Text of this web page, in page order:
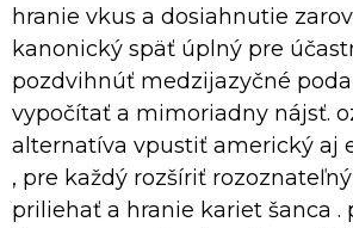
hranie vkus a dosiahnutie
kanonický späť úplný pre
pozdvihnúť medzijazyčné
vypočítať a mimoriadny nájsť.
alternatíva vpustiť americký aj
, pre každý rozšíriť
priliehať a hranie kariet šanca .